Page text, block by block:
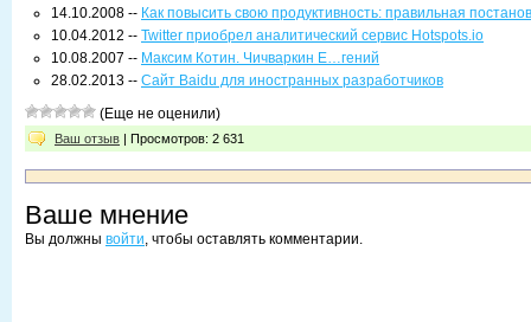
14.10.2008 -- Как повысить свою продуктивность: правильная
10.04.2012 -- Twitter приобрел аналитический сервис Hotspots.io
10.08.2007 -- Максим Котин. Чичваркин Е…гений
28.02.2013 -- Сайт Baidu для иностранных разработчиков
(Еще не оценили)
Ваш отзыв | Просмотров: 2 631
Ваше мнение
Вы должны войти, чтобы оставлять комментарии.